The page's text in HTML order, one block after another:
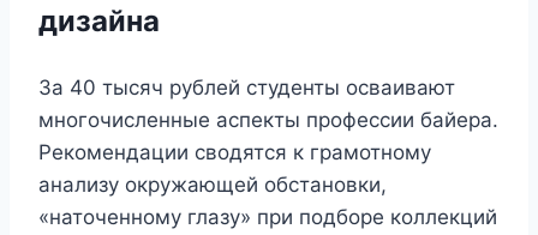
дизайна
За 40 тысяч рублей студенты осваивают
многочисленные аспекты профессии байера.
Рекомендации сводятся к грамотному
анализу окружающей обстановки,
«наточенному глазу» при подборе коллекций